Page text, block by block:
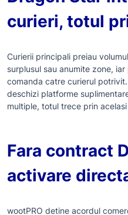
curieri, totul
Curierii principali preiau
surplusul sau anumite zone,
comanda catre curierul
deschizi platforme
multiple, totul trece prin
Fara contract
activare
wootPRO detine acordul